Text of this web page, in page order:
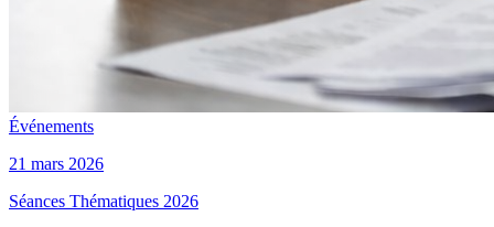
Événements
21 mars 2026
Séances Thématiques 2026